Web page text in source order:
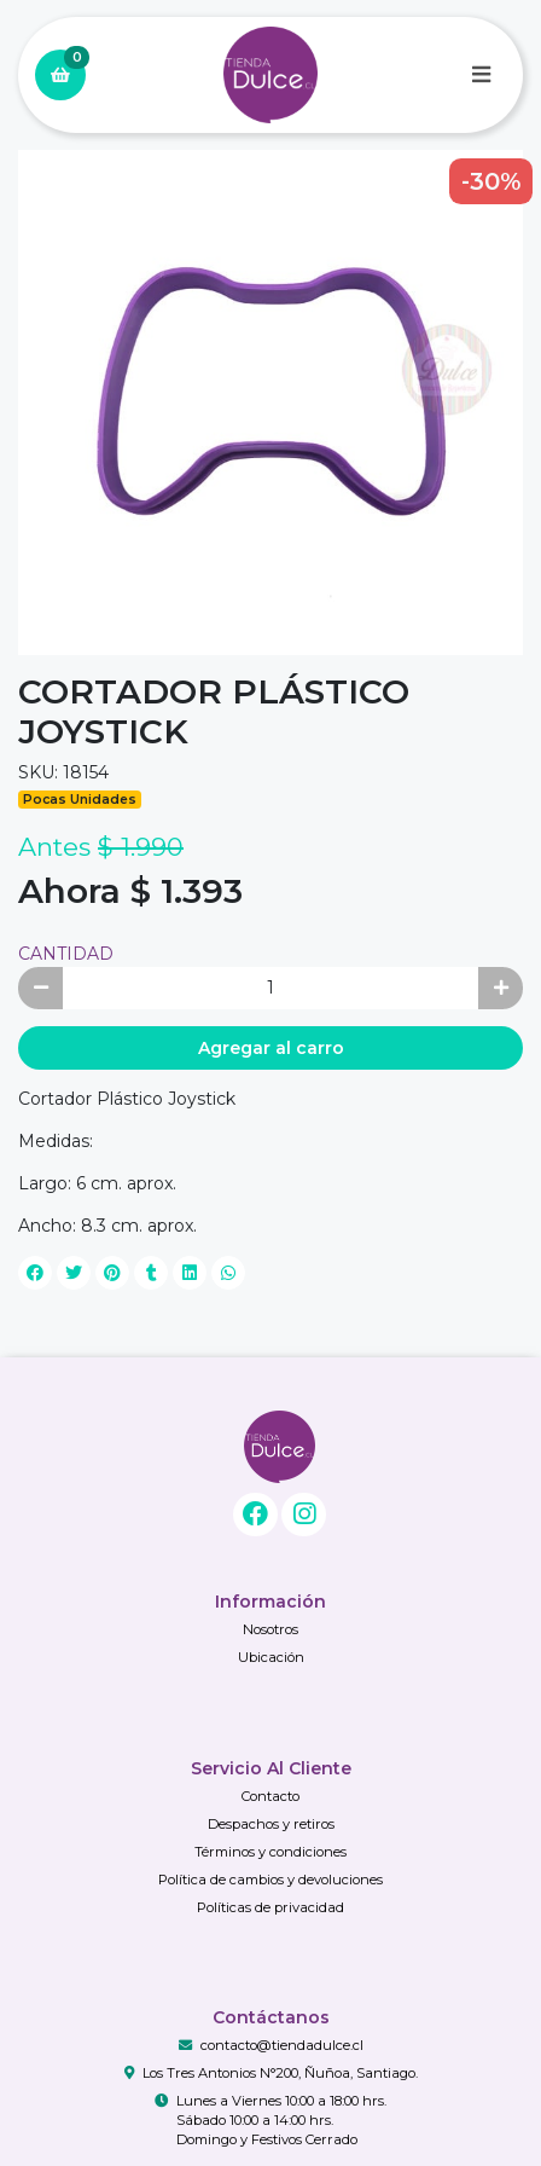
0
-30%
CORTADOR PLÁSTICO
JOYSTICK
SKU: 18154
Pocas Unidades
Antes $ 1.990
Ahora $ 1.393
CANTIDAD
Agregar al carro
Cortador Plástico Joystick
Medidas:
Largo: 6 cm. aprox.
Ancho: 8.3 cm. aprox.
Información
Nosotros
Ubicación
Servicio Al Cliente
Contacto
Despachos y retiros
Términos y condiciones
Política de cambios y devoluciones
Políticas de privacidad
Contáctanos
contacto@tiendadulce.cl
Los Tres Antonios N°200, Ñuñoa, Santiago.
Lunes a Viernes 10:00 a 18:00 hrs.
Sábado 10:00 a 14:00 hrs.
Domingo y Festivos Cerrado